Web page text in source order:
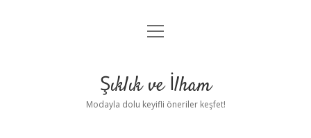
Anasayfa
Yasal Uyarı
menüyü
Şıklık ve İlham
Modayla dolu keyifli öneriler keşfet!